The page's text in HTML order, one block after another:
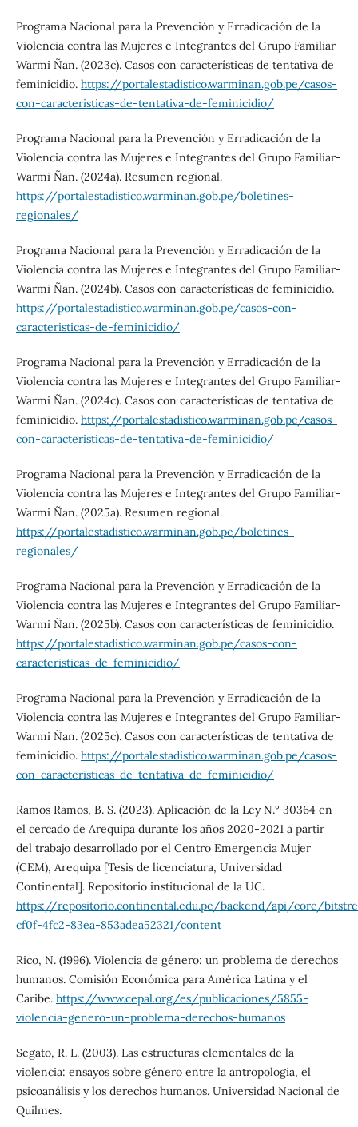
Programa Nacional para la Prevención y Erradicación de la
Violencia contra las Mujeres e Integrantes del Grupo Familiar-
Warmi Ñan. (2023c). Casos con características de tentativa de
feminicidio. https://portalestadistico.warminan.gob.pe/casos-
con-caracteristicas-de-tentativa-de-feminicidio/
Programa Nacional para la Prevención y Erradicación de la
Violencia contra las Mujeres e Integrantes del Grupo Familiar-
Warmi Ñan. (2024a). Resumen regional.
https://portalestadistico.warminan.gob.pe/boletines-
regionales/
Programa Nacional para la Prevención y Erradicación de la
Violencia contra las Mujeres e Integrantes del Grupo Familiar-
Warmi Ñan. (2024b). Casos con características de feminicidio.
https://portalestadistico.warminan.gob.pe/casos-con-
caracteristicas-de-feminicidio/
Programa Nacional para la Prevención y Erradicación de la
Violencia contra las Mujeres e Integrantes del Grupo Familiar-
Warmi Ñan. (2024c). Casos con características de tentativa de
feminicidio. https://portalestadistico.warminan.gob.pe/casos-
con-caracteristicas-de-tentativa-de-feminicidio/
Programa Nacional para la Prevención y Erradicación de la
Violencia contra las Mujeres e Integrantes del Grupo Familiar-
Warmi Ñan. (2025a). Resumen regional.
https://portalestadistico.warminan.gob.pe/boletines-
regionales/
Programa Nacional para la Prevención y Erradicación de la
Violencia contra las Mujeres e Integrantes del Grupo Familiar-
Warmi Ñan. (2025b). Casos con características de feminicidio.
https://portalestadistico.warminan.gob.pe/casos-con-
caracteristicas-de-feminicidio/
Programa Nacional para la Prevención y Erradicación de la
Violencia contra las Mujeres e Integrantes del Grupo Familiar-
Warmi Ñan. (2025c). Casos con características de tentativa de
feminicidio. https://portalestadistico.warminan.gob.pe/casos-
con-caracteristicas-de-tentativa-de-feminicidio/
Ramos Ramos, B. S. (2023). Aplicación de la Ley N.° 30364 en
el cercado de Arequipa durante los años 2020-2021 a partir
del trabajo desarrollado por el Centro Emergencia Mujer
(CEM), Arequipa [Tesis de licenciatura, Universidad
Continental]. Repositorio institucional de la UC.
https://repositorio.continental.edu.pe/backend/api/core/
cf0f-4fc2-83ea-853adea52321/content
Rico, N. (1996). Violencia de género: un problema de derechos
humanos. Comisión Económica para América Latina y el
Caribe. https://www.cepal.org/es/publicaciones/5855-
violencia-genero-un-problema-derechos-humanos
Segato, R. L. (2003). Las estructuras elementales de la
violencia: ensayos sobre género entre la antropología, el
psicoanálisis y los derechos humanos. Universidad Nacional de
Quilmes.